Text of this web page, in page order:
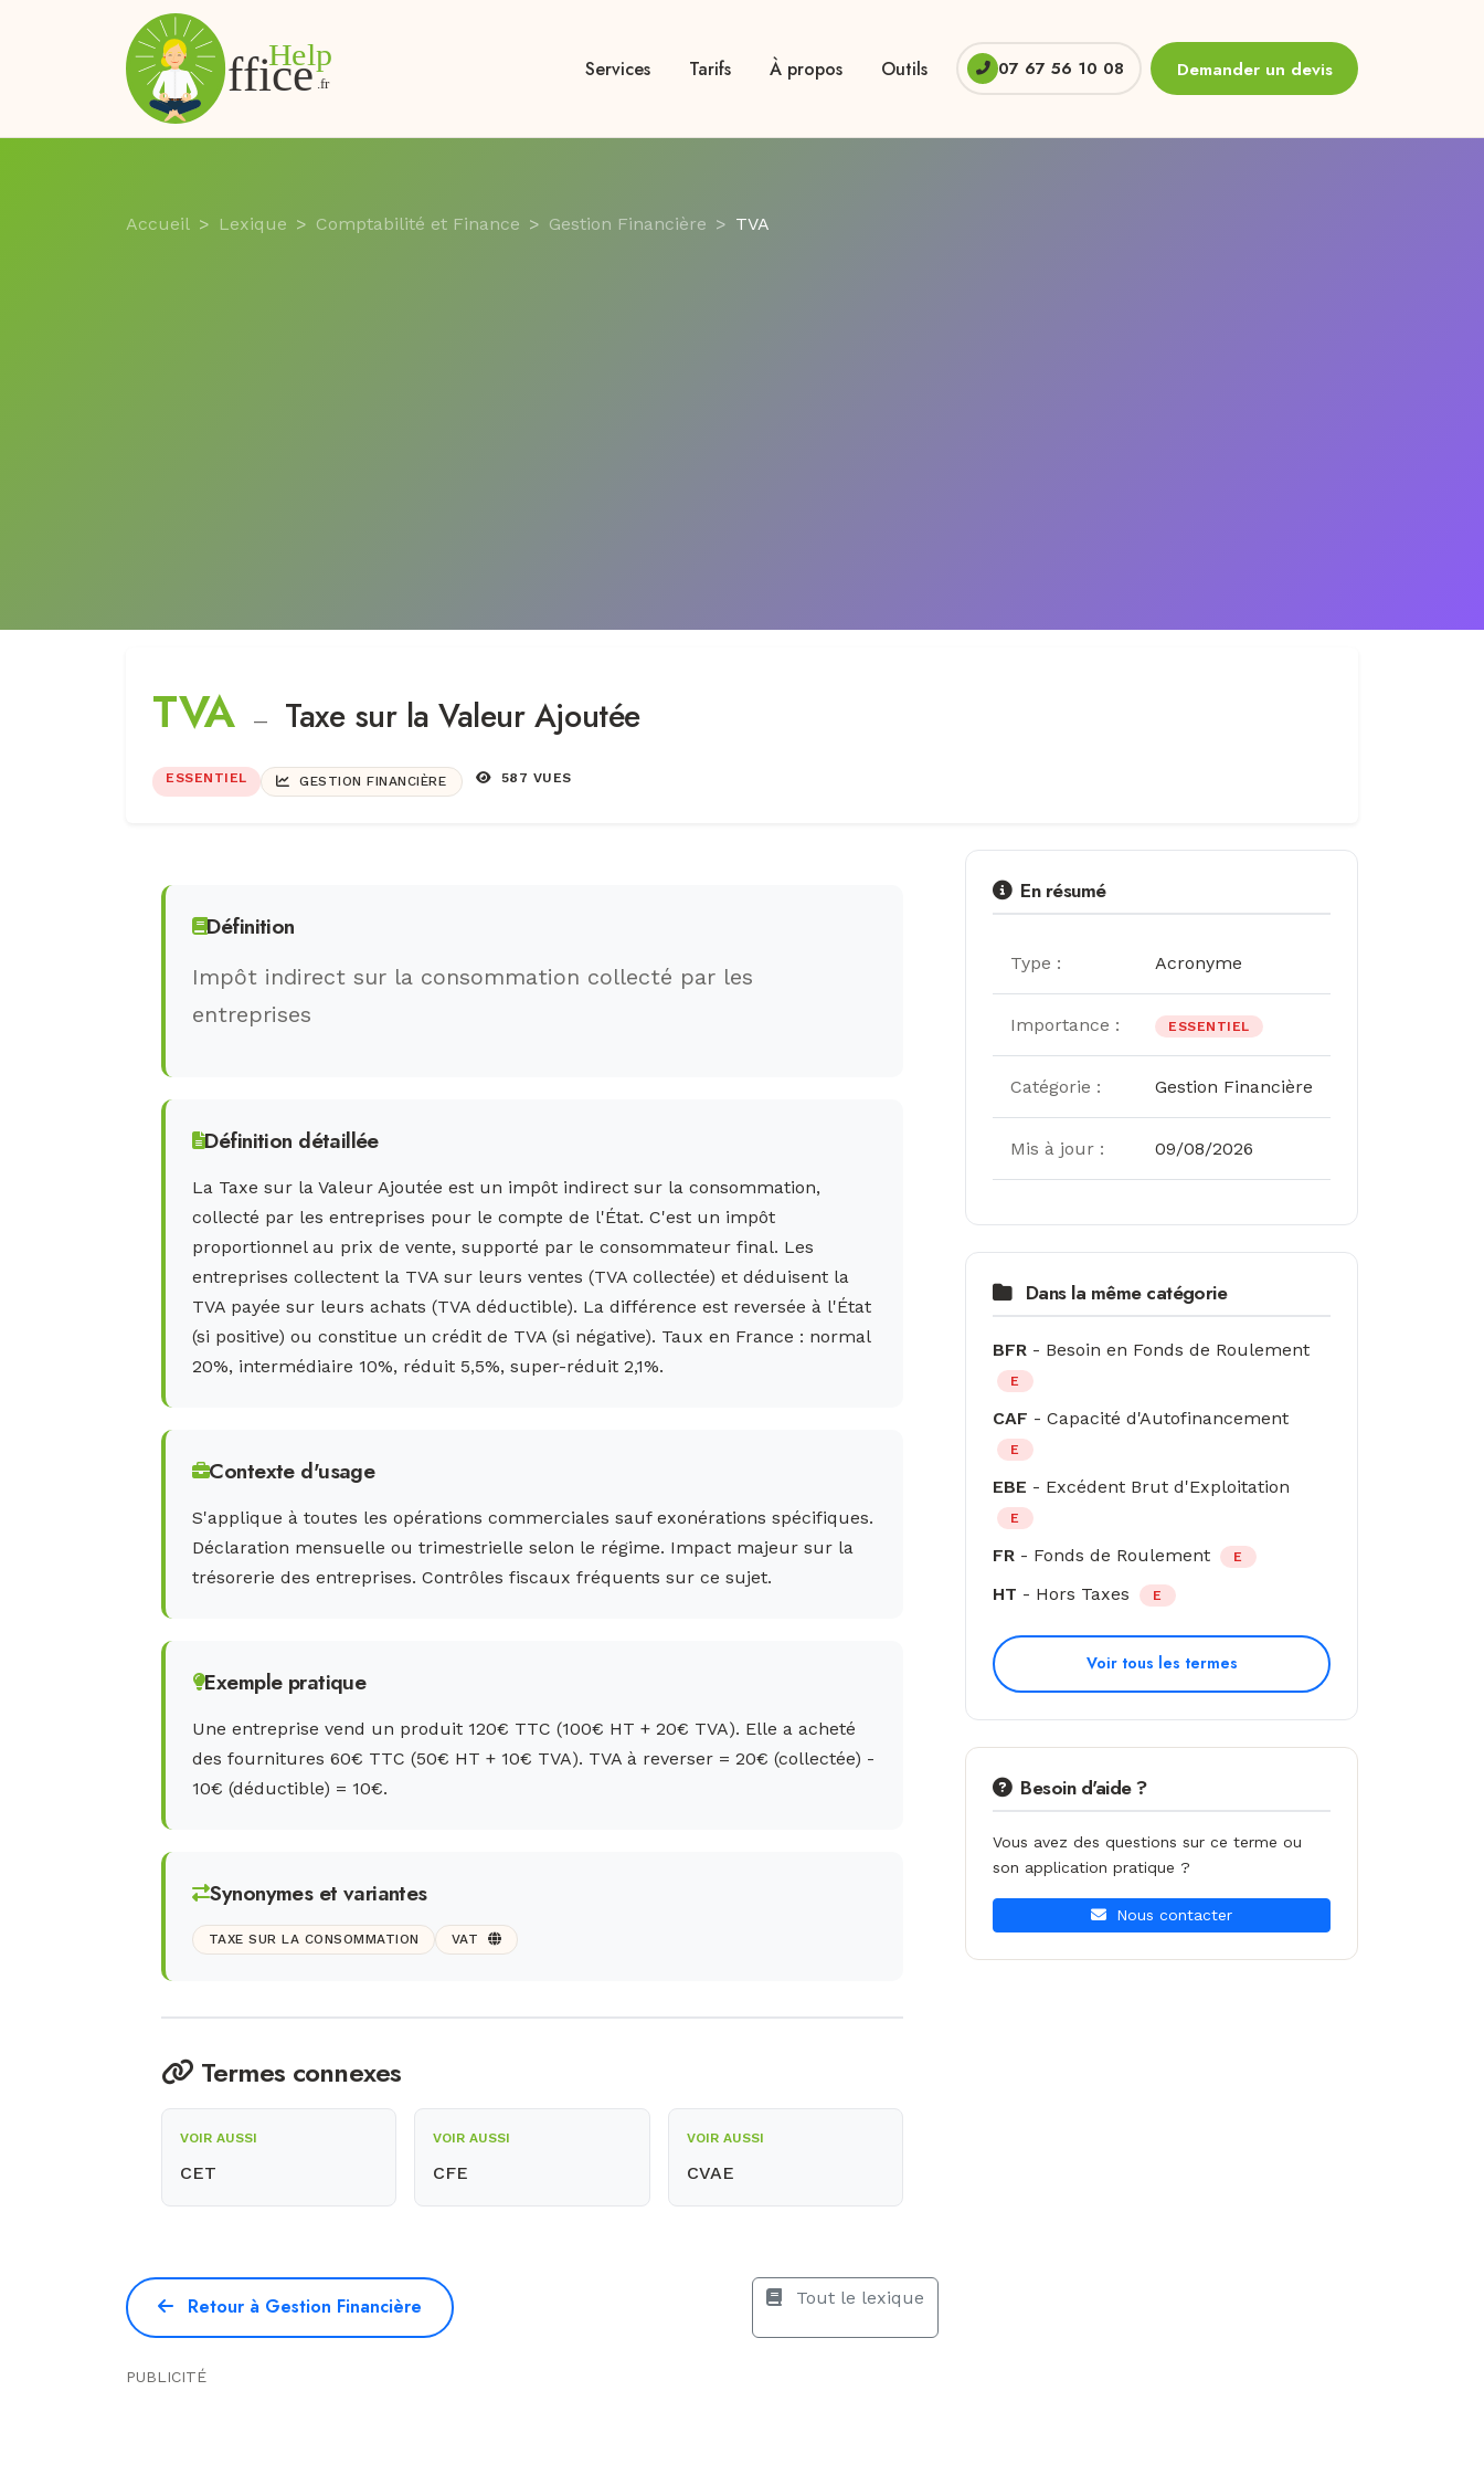
Services Tarifs À propos Outils 07 67 56 10 08 Demander un devis
Accueil Lexique Comptabilité et Finance Gestion Financière TVA
TVA — Taxe sur la Valeur Ajoutée
ESSENTIEL GESTION FINANCIÈRE 587 VUES
Définition
Impôt indirect sur la consommation collecté par les
entreprises
Définition détaillée
La Taxe sur la Valeur Ajoutée est un impôt indirect sur la consommation,
collecté par les entreprises pour le compte de l'État. C'est un impôt
proportionnel au prix de vente, supporté par le consommateur final. Les
entreprises collectent la TVA sur leurs ventes (TVA collectée) et déduisent la
TVA payée sur leurs achats (TVA déductible). La différence est reversée à l'État
(si positive) ou constitue un crédit de TVA (si négative). Taux en France : normal
20%, intermédiaire 10%, réduit 5,5%, super-réduit 2,1%.
Contexte d'usage
S'applique à toutes les opérations commerciales sauf exonérations spécifiques.
Déclaration mensuelle ou trimestrielle selon le régime. Impact majeur sur la
trésorerie des entreprises. Contrôles fiscaux fréquents sur ce sujet.
Exemple pratique
Une entreprise vend un produit 120€ TTC (100€ HT + 20€ TVA). Elle a acheté
des fournitures 60€ TTC (50€ HT + 10€ TVA). TVA à reverser = 20€ (collectée) -
10€ (déductible) = 10€.
Synonymes et variantes
TAXE SUR LA CONSOMMATION VAT
Termes connexes
VOIR AUSSI
CET
VOIR AUSSI
CFE
VOIR AUSSI
CVAE
Retour à Gestion Financière Tout le lexique
PUBLICITÉ
En résumé
Type : Acronyme
Importance : ESSENTIEL
Catégorie : Gestion Financière
Mis à jour : 09/08/2026
Dans la même catégorie
BFR - Besoin en Fonds de Roulement
E
CAF - Capacité d'Autofinancement
E
EBE - Excédent Brut d'Exploitation
E
FR - Fonds de Roulement E
HT - Hors Taxes E
Voir tous les termes
Besoin d'aide ?
Vous avez des questions sur ce terme ou
son application pratique ?
Nous contacter